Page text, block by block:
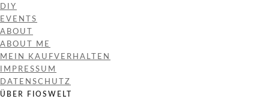
DIY
EVENTS
ABOUT
ABOUT ME
MEIN KAUFVERHALTEN
IMPRESSUM
DATENSCHUTZ
ÜBER FIOSWELT